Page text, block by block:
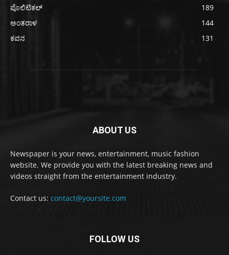
ಪೊಲಿಟಿಕಲ್
189
ಅಂತರಾಳ
144
ಕವನ
131
ABOUT US
Newspaper is your news, entertainment, music fashion
website. We provide you with the latest breaking news and
videos straight from the entertainment industry.
Contact us: contact@yoursite.com
FOLLOW US